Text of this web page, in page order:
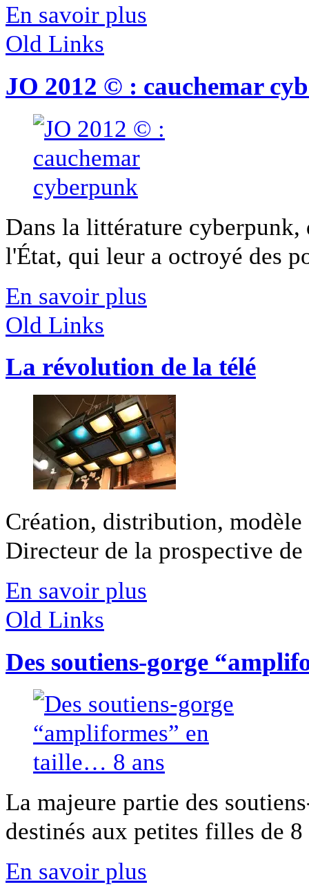
En savoir plus
Old Links
JO 2012 © : cauchemar
Dans la littérature cyberpunk,
l'État, qui leur a octroyé des
En savoir plus
Old Links
La révolution de la télé
Création, distribution,
Directeur de la prospective
En savoir plus
Old Links
Des soutiens-gorge
La majeure partie des
destinés aux petites filles de
En savoir plus